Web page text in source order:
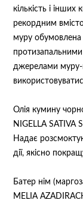
кількість і
рекордним
муру
джерелами муру-
Олія кумину
NIGELLA SATIVA
Надає
дії, якісно
Батер нім
MELIA